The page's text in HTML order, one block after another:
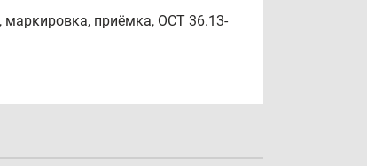
маркировка, приёмка, ОСТ 36.13-